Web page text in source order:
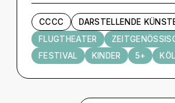
CCCC
DARSTELLENDE
FLUGTHEATER
FESTIVAL
KINDER 5+
Termine und Tickets